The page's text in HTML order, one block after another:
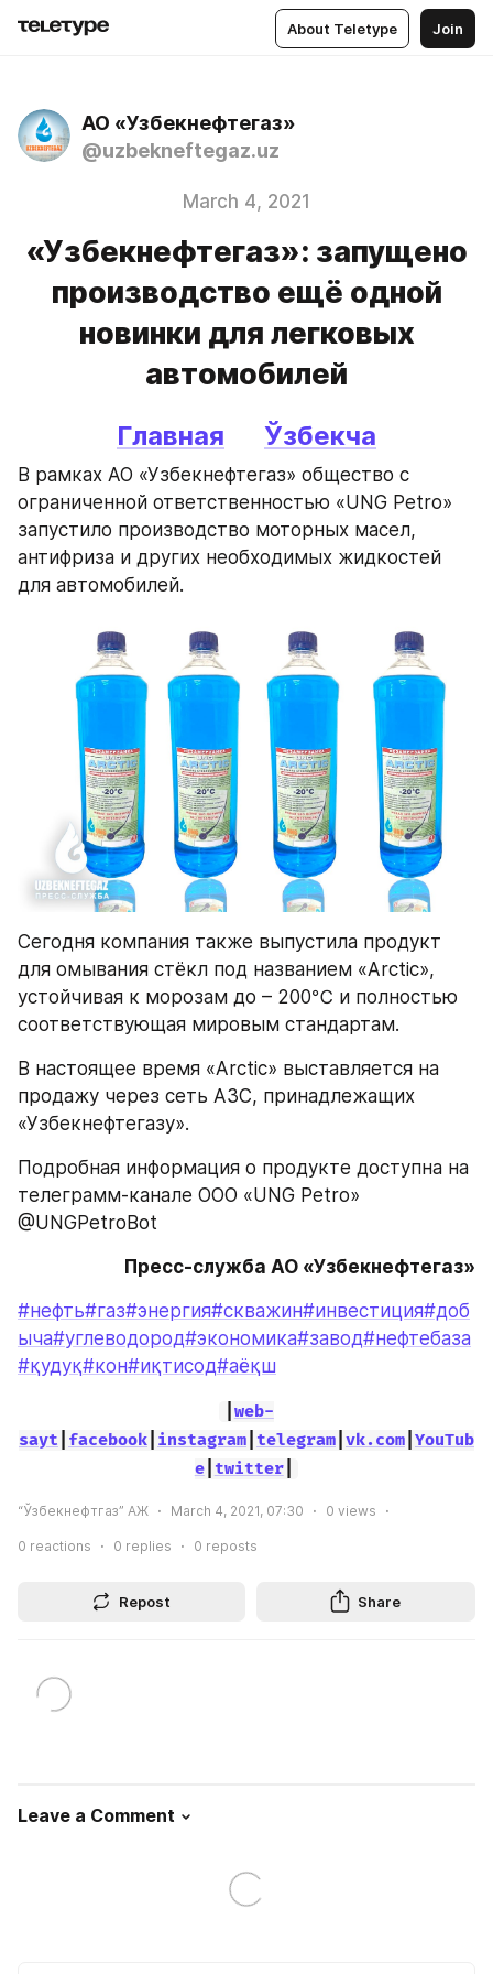
About Teletype Join
АО «Узбекнефтегаз»
@uzbekneftegaz.uz
March 4, 2021
«Узбекнефтегаз»: запущено
производство ещё одной
новинки для легковых
автомобилей
Главная Ўзбекча
В рамках АО «Узбекнефтегаз» общество с
ограниченной ответственностью «UNG Petro»
запустило производство моторных масел,
антифриза и других необходимых жидкостей
для автомобилей.
Сегодня компания также выпустила продукт
для омывания стёкл под названием «Arctic»,
устойчивая к морозам до – 200℃ и полностью
соответствующая мировым стандартам.
В настоящее время «Arctic» выставляется на
продажу через сеть АЗС, принадлежащих
«Узбекнефтегазу».
Подробная информация о продукте доступна на
телеграмм-канале ООО «UNG Petro»
@UNGPetroBot
Пресс-служба АО «Узбекнефтегаз»
#нефть#газ#энергия#скважин#инвестиция#доб
ыча#углеводород#экономика#завод#нефтебаза
#қудуқ#кон#иқтисод#аёқш
web-
sayt facebook instagram telegram vk.com YouTub
e| twitter|
“Ўзбекнефтгаз” АЖ March 4, 2021, 07:30 0 views
0 reactions 0 replies 0 reposts
Repost Share
Leave a Comment